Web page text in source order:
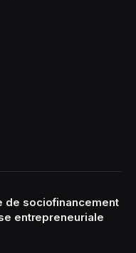
de sociofinancement
entrepreneuriale